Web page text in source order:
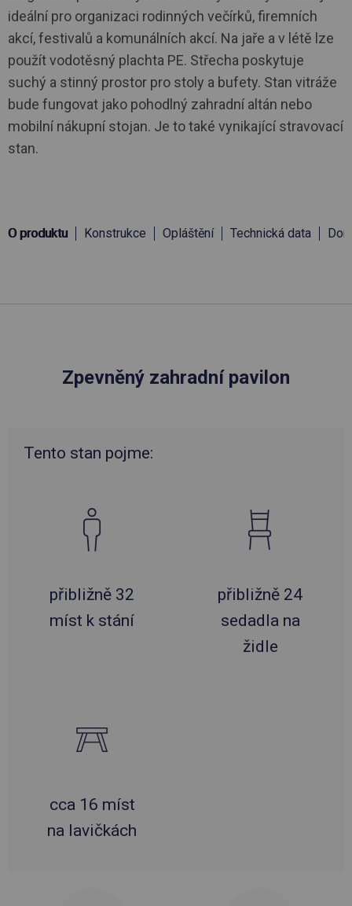
ideální pro organizaci rodinných večírků, firemních
akcí, festivalů a komunálních akcí. Na jaře a v létě lze
použít vodotěsný plachta PE. Střecha poskytuje
suchý a stinný prostor pro stoly a bufety. Stan vitráže
bude fungovat jako pohodlný zahradní altán nebo
mobilní nákupní stojan. Je to také vynikající stravovací
stan.
O produktu Konstrukce Opláštění Technická data
Zpevněný zahradní pavilon
Tento stan pojme:
přibližně 32
míst k stání
přibližně 24
sedadla na
židle
cca 16 míst
na lavičkách